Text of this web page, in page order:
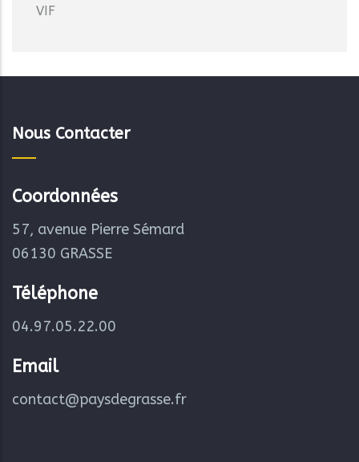
VIF
Nous Contacter
Coordonnées
57, avenue Pierre Sémard
06130 GRASSE
Téléphone
04.97.05.22.00
Email
contact@paysdegrasse.fr